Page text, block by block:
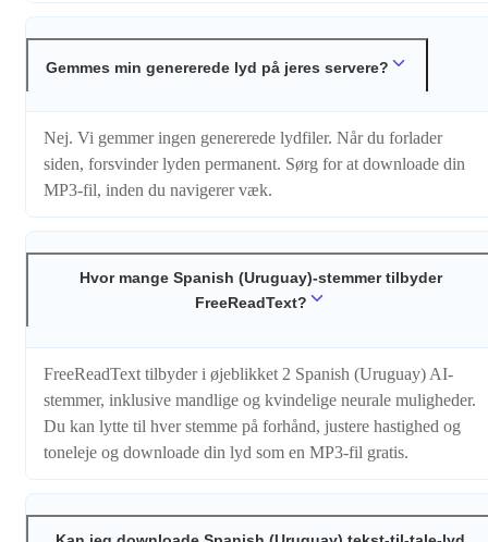
Gemmes min genererede lyd på jeres servere?
Nej. Vi gemmer ingen genererede lydfiler. Når du forlader
siden, forsvinder lyden permanent. Sørg for at downloade din
MP3-fil, inden du navigerer væk.
Hvor mange Spanish (Uruguay)-stemmer tilbyder
FreeReadText?
FreeReadText tilbyder i øjeblikket 2 Spanish (Uruguay) AI-
stemmer, inklusive mandlige og kvindelige neurale muligheder.
Du kan lytte til hver stemme på forhånd, justere hastighed og
toneleje og downloade din lyd som en MP3-fil gratis.